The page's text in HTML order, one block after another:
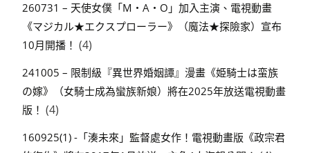
260731 – 天使女僕「M・A・O」加入主演、電視動畫
《マジカル★エクスプローラー》（魔法★探險家）宣布
10月開播！ (4)
241005 – 限制級『異世界婚姻譚』漫畫《姫騎士は蛮族
の嫁》（女騎士成為蠻族新娘）將在2025年放送電視動畫
版！ (4)
160925(1) -「湊未來」監督處女作！電視動畫版《政宗君